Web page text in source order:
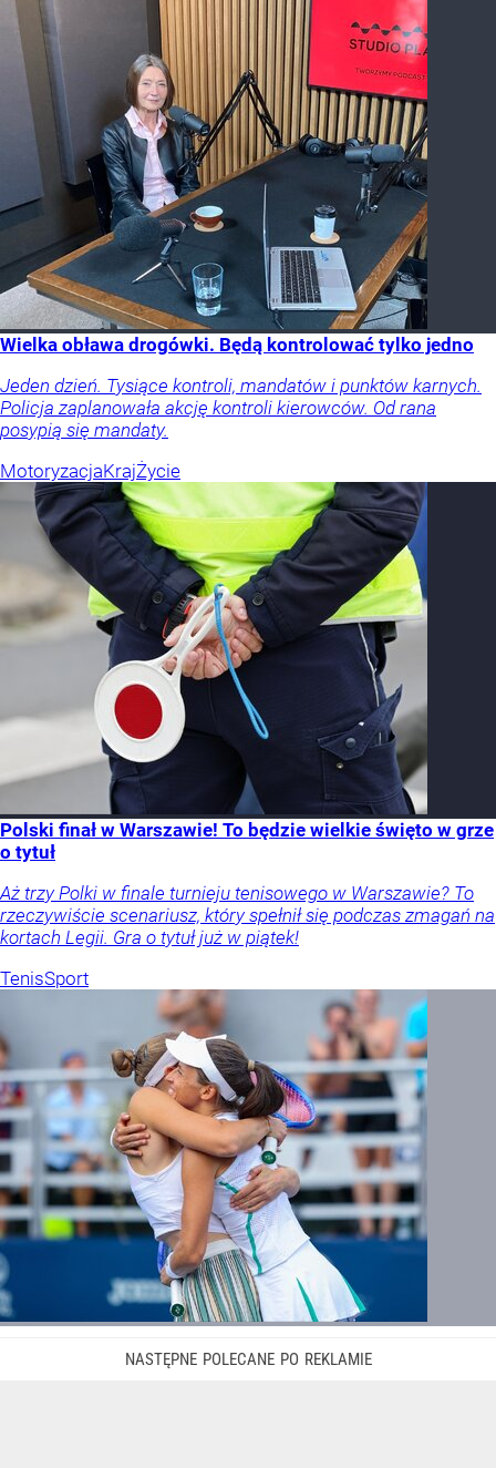
Wielka obława drogówki. Będą kontrolować tylko jedno
Jeden dzień. Tysiące kontroli, mandatów i punktów karnych.
Policja zaplanowała akcję kontroli kierowców. Od rana
posypią się mandaty.
MotoryzacjaKrajŻycie
Polski finał w Warszawie! To będzie wielkie święto w grze
o tytuł
Aż trzy Polki w finale turnieju tenisowego w Warszawie? To
rzeczywiście scenariusz, który spełnił się podczas zmagań na
kortach Legii. Gra o tytuł już w piątek!
TenisSport